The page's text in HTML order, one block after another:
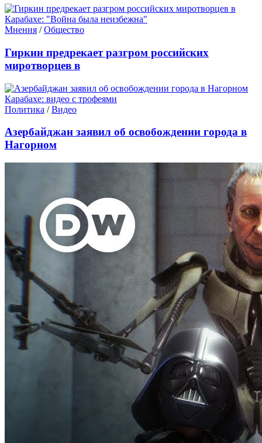
Мнения /Общество
Гиркин предрекает разгром российских
миротворцев в
Политика /Видео
Азербайджан заявил об освобождении города в
Нагорном